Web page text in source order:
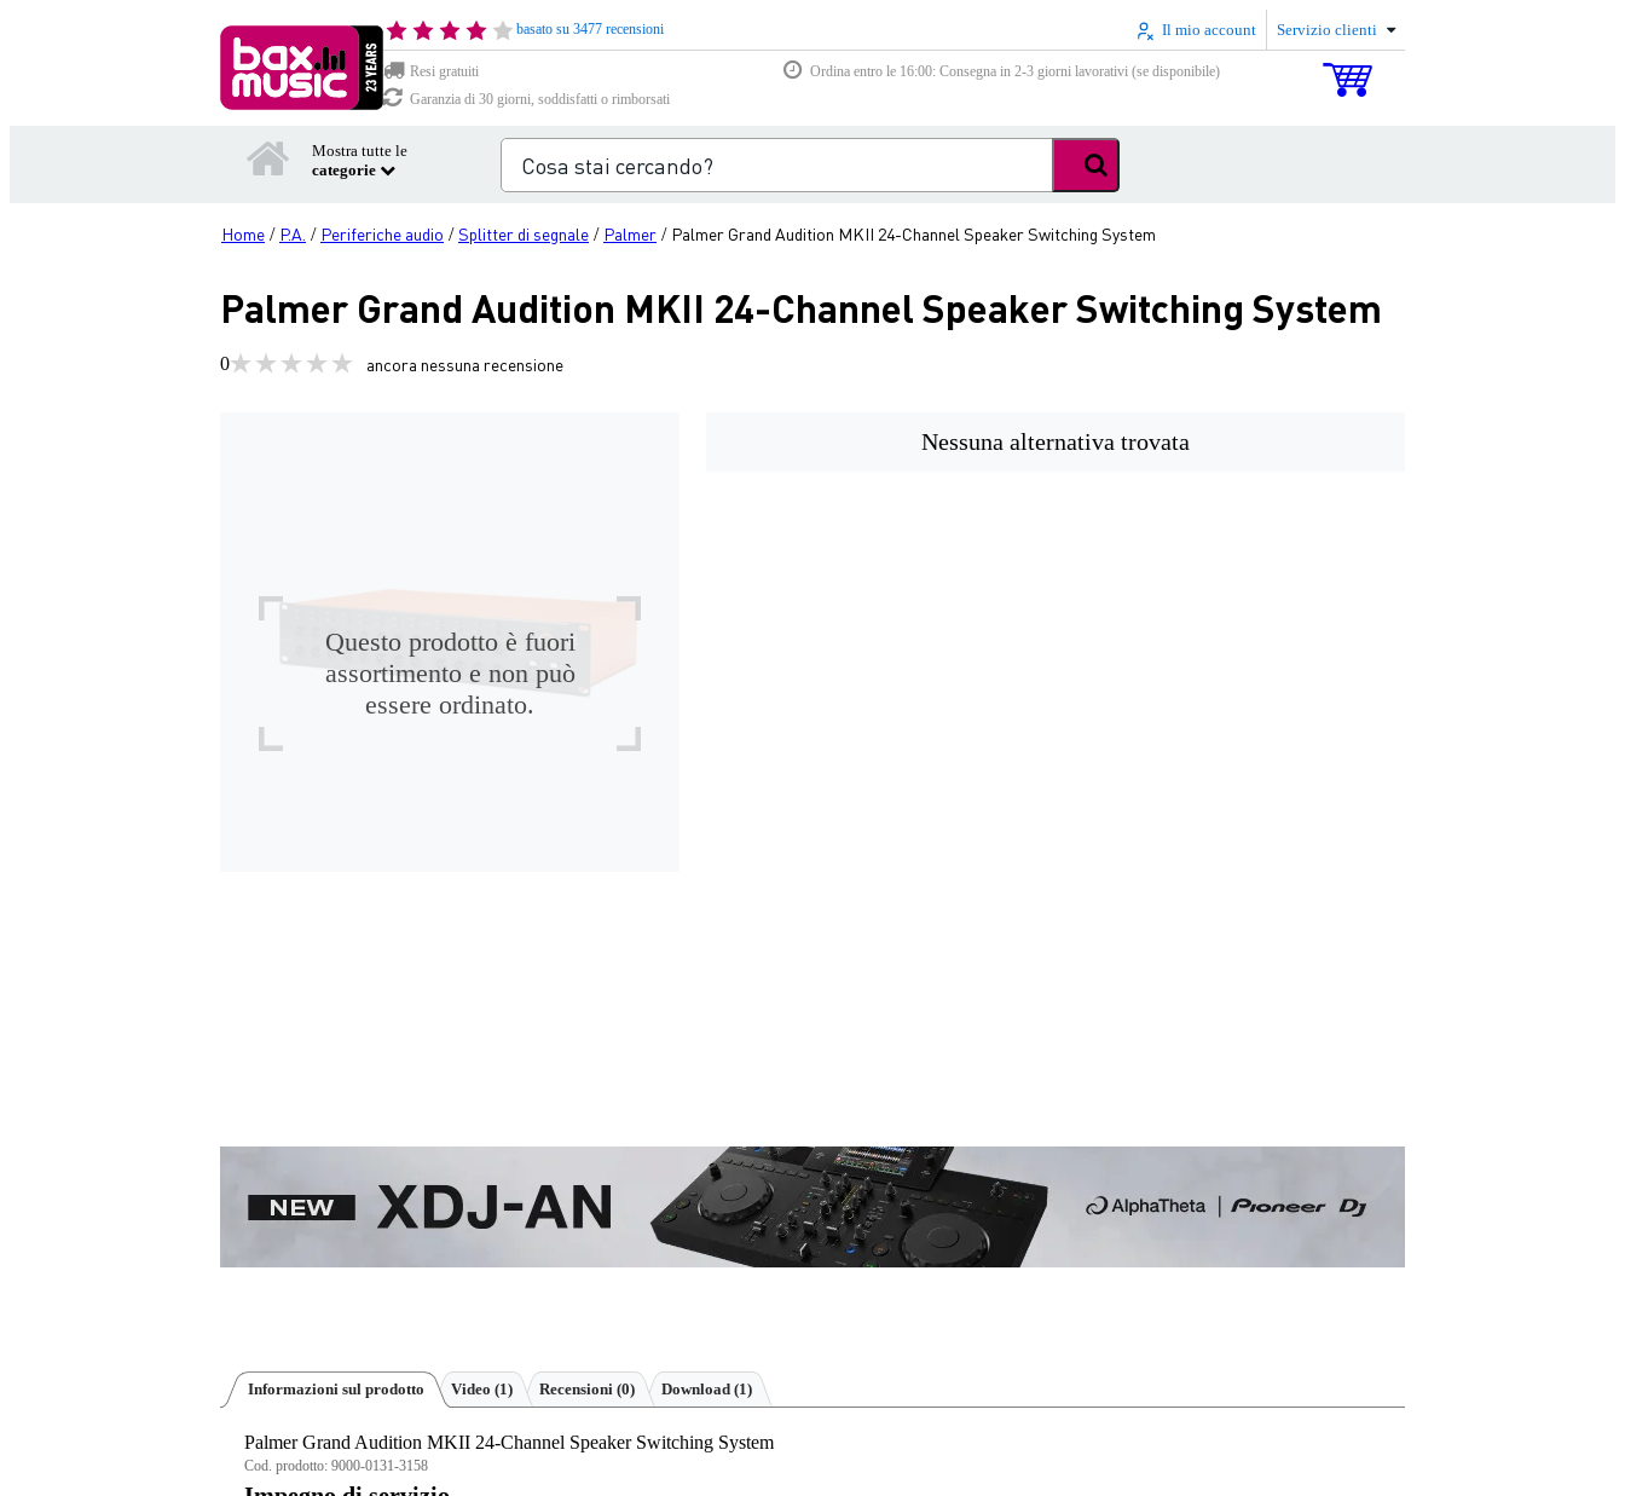
basato su 3477 recensioni Il mio account Servizio clienti
Resi gratuiti
Ordina entro le 16:00: Consegna in 2-3 giorni lavorativi (se disponibile)
Garanzia di 30 giorni, soddisfatti o rimborsati
Mostra tutte le
categorie
Home / P.A. / Periferiche audio /Splitter di segnale / Palmer / Palmer Grand Audition MKII 24-Channel Speaker Switching System
Palmer Grand Audition MKII 24-Channel Speaker Switching System
0 ancora nessuna recensione
Questo prodotto è fuori
assortimento e non può
essere ordinato.
Nessuna alternativa trovata
Informazioni sul prodotto Video (1) Recensioni (0) Download (1)
Palmer Grand Audition MKII 24-Channel Speaker Switching System
Cod. prodotto: 9000-0131-3158